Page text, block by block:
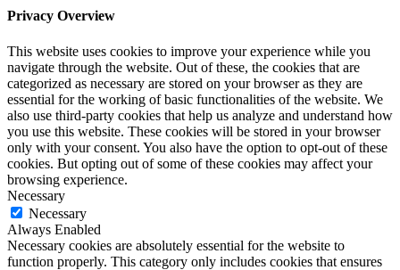
Privacy Overview
This website uses cookies to improve your experience while you
navigate through the website. Out of these, the cookies that are
categorized as necessary are stored on your browser as they are
essential for the working of basic functionalities of the website. We
also use third-party cookies that help us analyze and understand how
you use this website. These cookies will be stored in your browser
only with your consent. You also have the option to opt-out of these
cookies. But opting out of some of these cookies may affect your
browsing experience.
Necessary
Necessary
Always Enabled
Necessary cookies are absolutely essential for the website to
function properly. This category only includes cookies that ensures